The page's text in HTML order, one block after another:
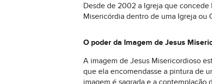
Desde de 2002 a Igreja que concede
Misericórdia dentro de uma Igreja ou
O poder da Imagem de Jesus
A imagem de Jesus Misericordioso
que ela encomendasse a pintura de
imagem é sagrada e a contemplação